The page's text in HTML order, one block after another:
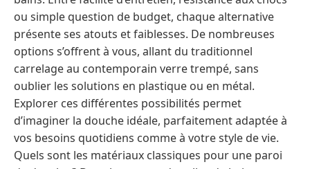
ou simple question de budget, chaque alternative
présente ses atouts et faiblesses. De nombreuses
options s’offrent à vous, allant du traditionnel
carrelage au contemporain verre trempé, sans
oublier les solutions en plastique ou en métal.
Explorer ces différentes possibilités permet
d’imaginer la douche idéale, parfaitement adaptée à
vos besoins quotidiens comme à votre style de vie.
Quels sont les matériaux classiques pour une paroi